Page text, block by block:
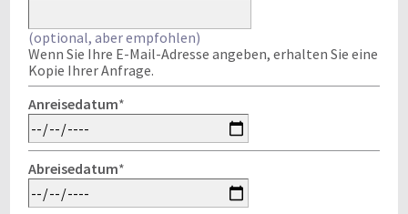
(optional, aber empfohlen)
Wenn Sie Ihre E-Mail-Adresse angeben, erhalten Sie eine
Kopie Ihrer Anfrage.
Anreisedatum*
Abreisedatum*